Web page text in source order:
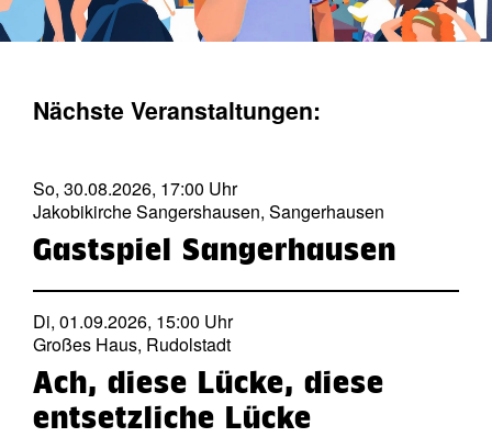
Nächste Veranstaltungen:
So, 30.08.2026, 17:00 Uhr
Jakobikirche Sangershausen, Sangerhausen
Gastspiel Sangerhausen
Di, 01.09.2026, 15:00 Uhr
Großes Haus, Rudolstadt
Ach, diese Lücke, diese
entsetzliche Lücke